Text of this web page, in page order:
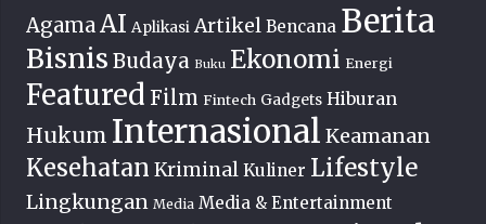
AgamaAI Aplikasi Artikel Bencana Berita
Bisnis Budaya Buku Ekonomi Energi
Featured Film Fintech Gadgets Hiburan
Hukum Internasional Keamanan
Kesehatan Kriminal Kuliner Lifestyle
Lingkungan Media Media & Entertainment